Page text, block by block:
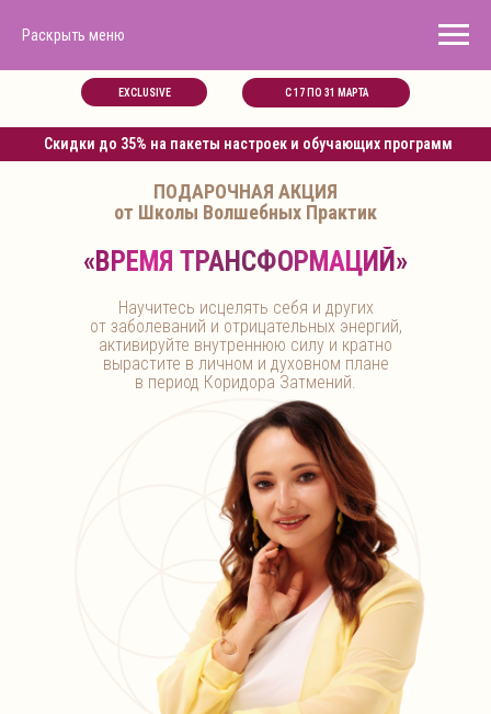
Раскрыть меню
ПОДАРОЧНАЯ АКЦИЯ
от Школы Волшебных Практик
Скидки до 35% на пакеты настроек и обучающих программ
EXCLUSIVE
«ВРЕМЯ ТРАНСФОРМАЦИЙ»
Научитесь исцелять себя и других
от заболеваний и отрицательных энергий,
активируйте внутреннюю силу и кратно
вырастите в личном и духовном плане
в период Коридора Затмений.
С 17 ПО 31 МАРТА